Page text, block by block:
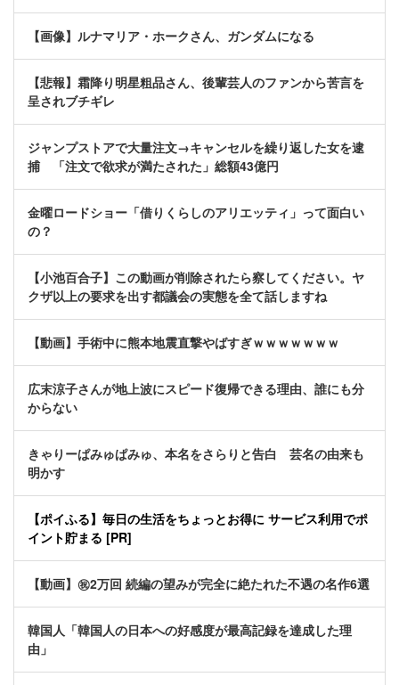
【画像】ルナマリア・ホークさん、ガンダムになる
【悲報】霜降り明星粗品さん、後輩芸人のファンから苦言を
呈されブチギレ
ジャンプストアで大量注文→キャンセルを繰り返した女を逮
捕 「注文で欲求が満たされた」総額43億円
金曜ロードショー「借りくらしのアリエッティ」って面白い
の？
【小池百合子】この動画が削除されたら察してください。ヤ
クザ以上の要求を出す都議会の実態を全て話しますね
【動画】手術中に熊本地震直撃やばすぎｗｗｗｗｗｗｗ
広末涼子さんが地上波にスピード復帰できる理由、誰にも分
からない
きゃりーぱみゅぱみゅ、本名をさらりと告白 芸名の由来も
明かす
【ポイふる】毎日の生活をちょっとお得に サービス利用でポ
イント貯まる [PR]
【動画】㊗️2万回 続編の望みが完全に絶たれた不遇の名作6選
韓国人「韓国人の日本への好感度が最高記録を達成した理
由」